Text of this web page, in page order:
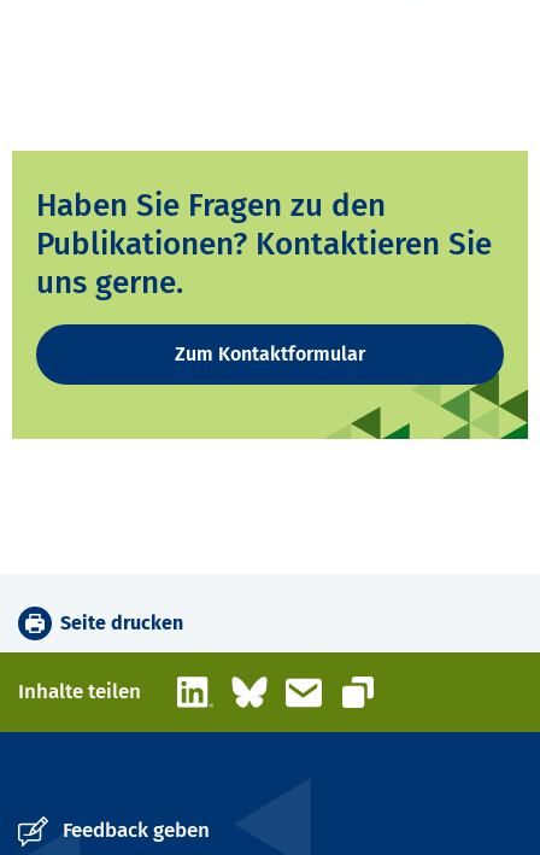
Haben Sie Fragen zu den
Publikationen? Kontaktieren Sie
uns gerne.
Zum Kontaktformular
Seite drucken
Inhalte teilen LinkedInBlueskyE-Mail
Link kopieren
Feedback geben